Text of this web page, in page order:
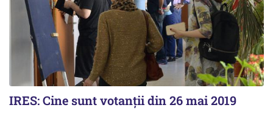
IRES: Cine sunt votanții din 26 mai 2019